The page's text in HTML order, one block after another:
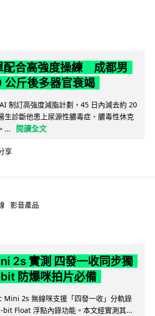
配合高強度操練 成都男
斤後多器官衰竭
制訂高強度減脂計劃，45 日內減去約 20
生診斷他患上尿源性膿毒症、膿毒性休克
...
閱讀全文
享
影音產品
2s 實測 四發一收同步獨
防爆咪拍片必備
Mini 2s 無線咪支援「四發一收」分軌錄
bit Float 浮點內錄功能。本文經實測其...